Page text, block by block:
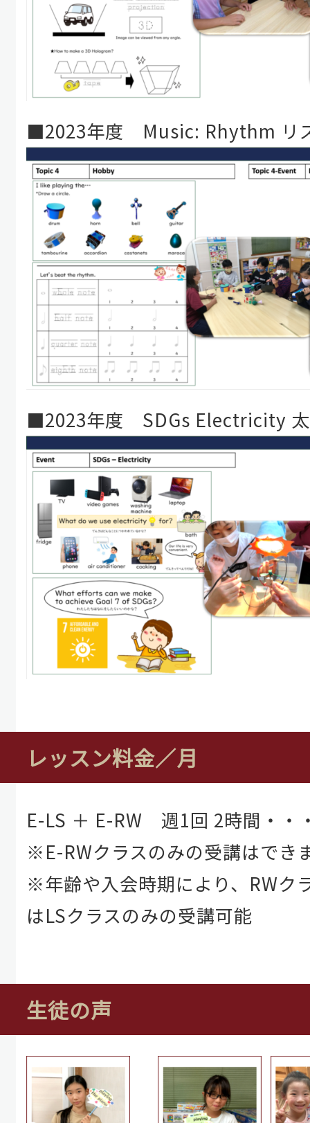
■2023年度 Music: Rhythm リ
■2023年度 SDGs Electricity
レッスン料金／月
E-LS ＋ E-RW 週1回 2時間・・
※E-RWクラスのみの受講はでき
※年齢や入会時期により、RWク
はLSクラスのみの受講可能
生徒の声